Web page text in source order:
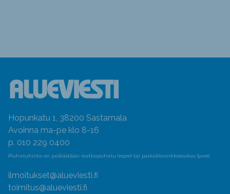
Hopunkatu 1, 38200 Sastamala
Avoinna ma-pe klo 8-16
p. 010 229 0400
(Puheluhinta on pelkästään matkapuhelu (mpm) tai paikallisverkkomaksu (pvm)
ilmoitukset@alueviesti.fi
toimitus@alueviesti.fi